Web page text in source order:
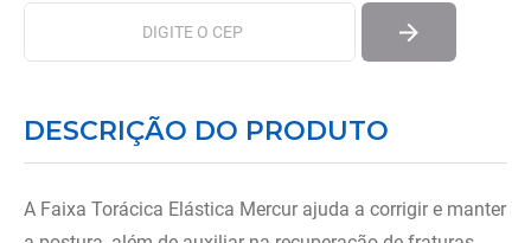
DESCRIÇÃO DO PRODUTO
A Faixa Torácica Elástica Mercur ajuda a corrigir e manter